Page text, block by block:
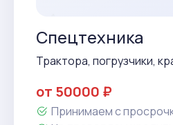
Спецтехника
Трактора, погрузчики,
от 50000 ₽
Принимаем с